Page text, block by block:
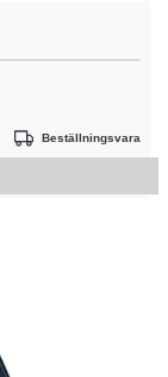
Beställningsvara